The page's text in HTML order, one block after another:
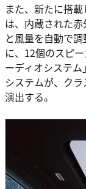
また、新たに搭
は、内蔵された
と風量を自動で
に、12個のスピ
ーディオシステ
システムが、ク
演出する。